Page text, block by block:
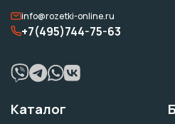
info@rozetki-online.ru
+7(495)744-75-63
Каталог